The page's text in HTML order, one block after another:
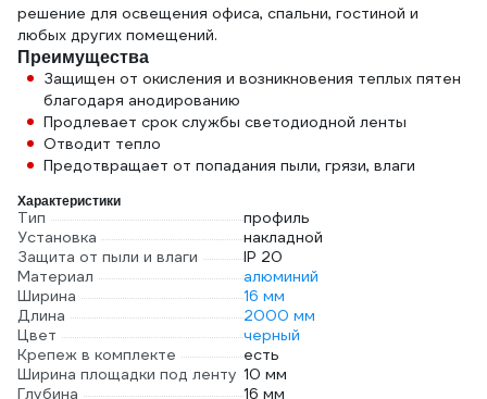
решение для освещения офиса, спальни, гостиной и
любых других помещений.
Преимущества
Защищен от окисления и возникновения теплых пятен
благодаря анодированию
Продлевает срок службы светодиодной ленты
Отводит тепло
Предотвращает от попадания пыли, грязи, влаги
Характеристики
Тип
профиль
Установка
накладной
Защита от пыли и влаги
IP 20
Материал
алюминий
Ширина
16 мм
Длина
2000 мм
Цвет
черный
Крепеж в комплекте
есть
Ширина площадки под ленту 10 мм
Глубина
16 мм